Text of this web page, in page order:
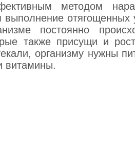
методом
выполнение
постоянно
также присущи и
организму нужны
витамины.